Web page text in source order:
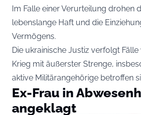
Im Falle einer Verurteilung drohen
lebenslange Haft und die
Vermögens.
Die ukrainische Justiz verfolgt
Krieg mit äußerster Strenge,
aktive Militärangehörige betroffen
Ex-Frau in
angeklagt